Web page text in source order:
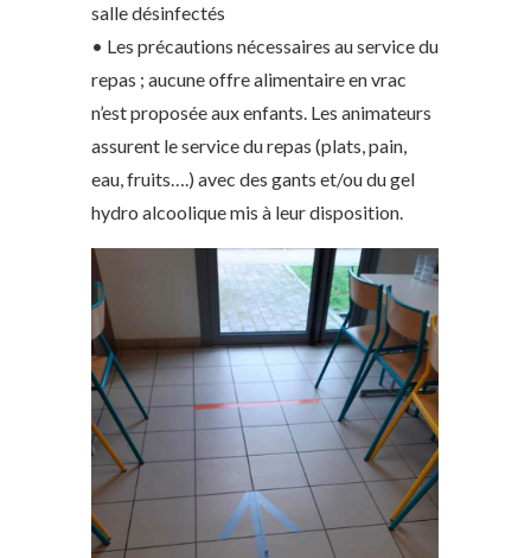
salle désinfectés
• Les précautions nécessaires au service du
repas ; aucune offre alimentaire en vrac
n’est proposée aux enfants. Les animateurs
assurent le service du repas (plats, pain,
eau, fruits….) avec des gants et/ou du gel
hydro alcoolique mis à leur disposition.